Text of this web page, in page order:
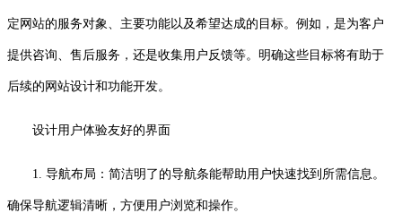
定网站的服务对象、主要功能以及希望达成的目标。例如，是为客户
提供咨询、售后服务，还是收集用户反馈等。明确这些目标将有助于
后续的网站设计和功能开发。
设计用户体验友好的界面
1. 导航布局：简洁明了的导航条能帮助用户快速找到所需信息。
确保导航逻辑清晰，方便用户浏览和操作。